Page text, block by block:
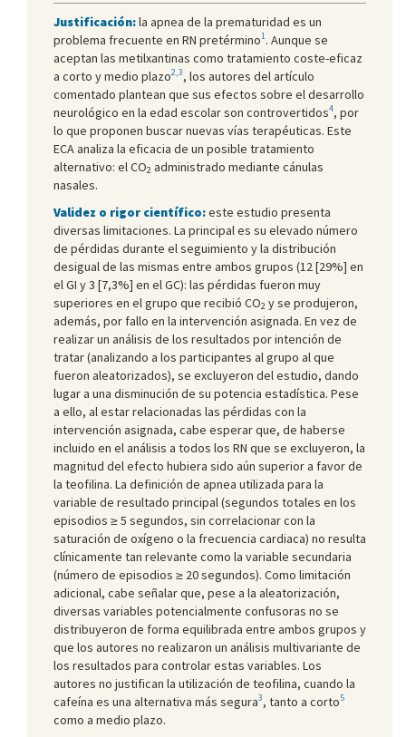
Justificación:la apnea de la prematuridad es un
problema frecuente en RN pretérmino1. Aunque se
aceptan las metilxantinas como tratamiento coste-eficaz
a corto y medio plazo2,3, los autores del artículo
comentado plantean que sus efectos sobre el desarrollo
neurológico en la edad escolar son controvertidos4, por
lo que proponen buscar nuevas vías terapéuticas. Este
ECA analiza la eficacia de un posible tratamiento
alternativo: el CO2 administrado mediante cánulas
nasales.
Validez o rigor científico:este estudio presenta
diversas limitaciones. La principal es su elevado número
de pérdidas durante el seguimiento y la distribución
desigual de las mismas entre ambos grupos (12 [29%] en
el GI y 3 [7,3%] en el GC): las pérdidas fueron muy
superiores en el grupo que recibió CO2 y se produjeron,
además, por fallo en la intervención asignada. En vez de
realizar un análisis de los resultados por intención de
tratar (analizando a los participantes al grupo al que
fueron aleatorizados), se excluyeron del estudio, dando
lugar a una disminución de su potencia estadística. Pese
a ello, al estar relacionadas las pérdidas con la
intervención asignada, cabe esperar que, de haberse
incluido en el análisis a todos los RN que se excluyeron, la
magnitud del efecto hubiera sido aún superior a favor de
la teofilina. La definición de apnea utilizada para la
variable de resultado principal (segundos totales en los
episodios ≥ 5 segundos, sin correlacionar con la
saturación de oxígeno o la frecuencia cardiaca) no resulta
clínicamente tan relevante como la variable secundaria
(número de episodios ≥ 20 segundos). Como limitación
adicional, cabe señalar que, pese a la aleatorización,
diversas variables potencialmente confusoras no se
distribuyeron de forma equilibrada entre ambos grupos y
que los autores no realizaron un análisis multivariante de
los resultados para controlar estas variables. Los
autores no justifican la utilización de teofilina, cuando la
cafeína es una alternativa más segura3, tanto a corto5
como a medio plazo.